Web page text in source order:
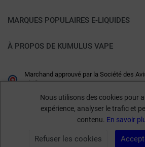
MARQUES POPULAIRES E-LIQUIDES
À PROPOS DE KUMULUS VAPE
Marchand approuvé par la Société des
vérifier.
Nous utilisons des cookies pour
expérience, analyser le trafic et
contenu. En savoir
Refuser les cookies